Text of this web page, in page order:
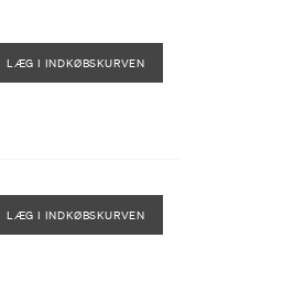
LÆG I INDKØBSKURVEN
LÆG I INDKØBSKURVEN